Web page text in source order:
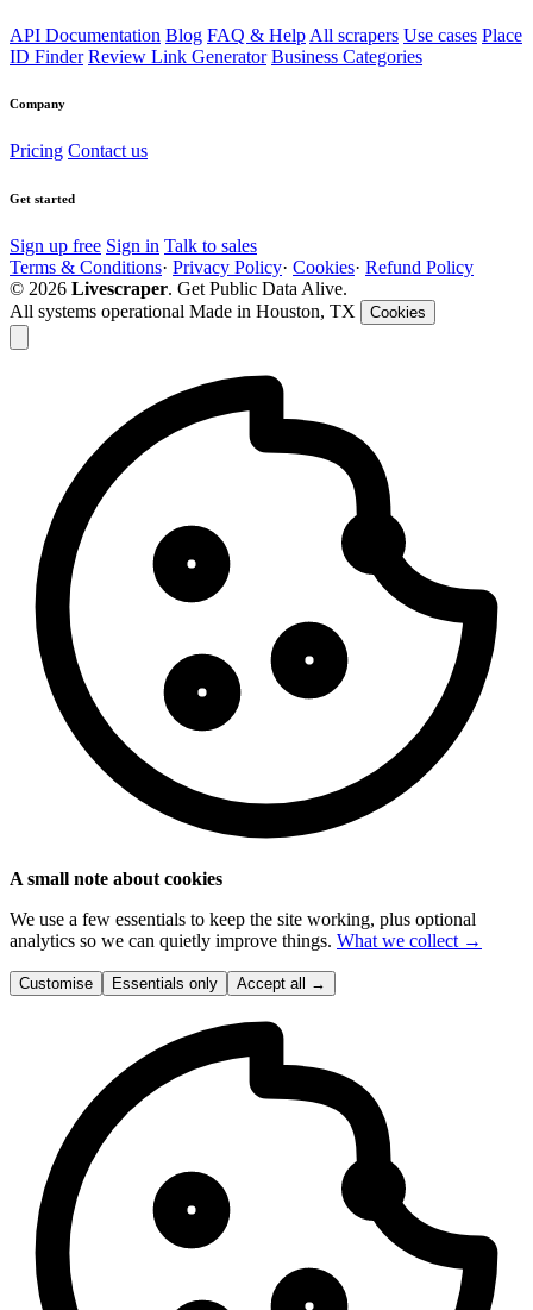
API Documentation Blog FAQ & Help All scrapers Use cases Place
ID Finder Review Link Generator Business Categories
Company
Pricing Contact us
Get started
Sign up free Sign in Talk to sales
Terms & Conditions· Privacy Policy· Cookies· Refund Policy
© 2026 Livescraper. Get Public Data Alive.
All systems operational Made in Houston, TX Cookies
A small note about cookies
We use a few essentials to keep the site working, plus optional
analytics so we can quietly improve things. What we collect →
Customise Essentials only Accept all →